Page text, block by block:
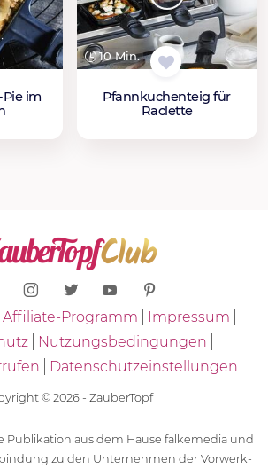
im
10 Min.
Pfannkuchenteig für
Raclette
Affiliate-Programm
Impressum
Nutzungsbedingungen
Datenschutzeinstellungen
© 2026 - ZauberTopf
Publikation aus dem Hause falkemedia und
zu den Unternehmen der Vorwerk-